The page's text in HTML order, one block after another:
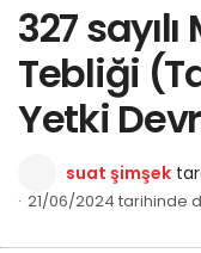
327
Tebliği
Yetki
suat şimşek
21/06/2024 tarihinde